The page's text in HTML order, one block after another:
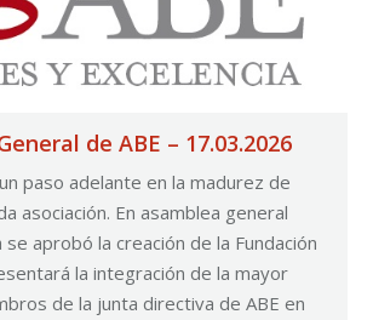
de ABE – 17.03.2026
paso adelante en la madurez de
asociación. En asamblea general
aprobó la creación de la Fundación
la integración de la mayor
de la junta directiva de ABE en